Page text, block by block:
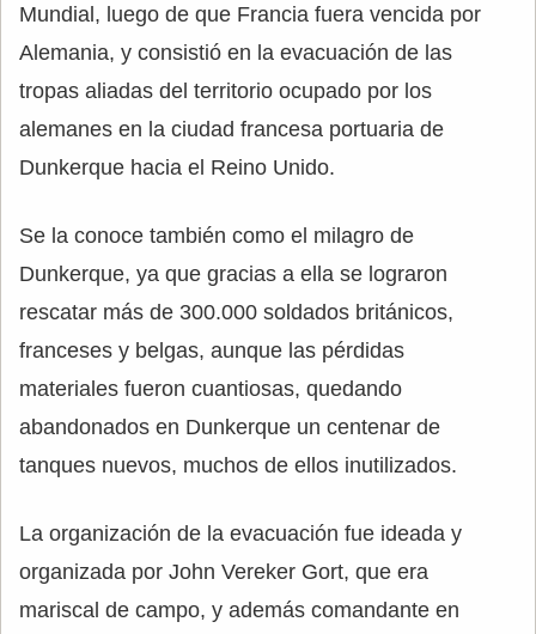
Mundial, luego de que Francia fuera vencida por
Alemania, y consistió en la evacuación de las
tropas aliadas del territorio ocupado por los
alemanes en la ciudad francesa portuaria de
Dunkerque hacia el Reino Unido.
Se la conoce también como el milagro de
Dunkerque, ya que gracias a ella se lograron
rescatar más de 300.000 soldados británicos,
franceses y belgas, aunque las pérdidas
materiales fueron cuantiosas, quedando
abandonados en Dunkerque un centenar de
tanques nuevos, muchos de ellos inutilizados.
La organización de la evacuación fue ideada y
organizada por John Vereker Gort, que era
mariscal de campo, y además comandante en